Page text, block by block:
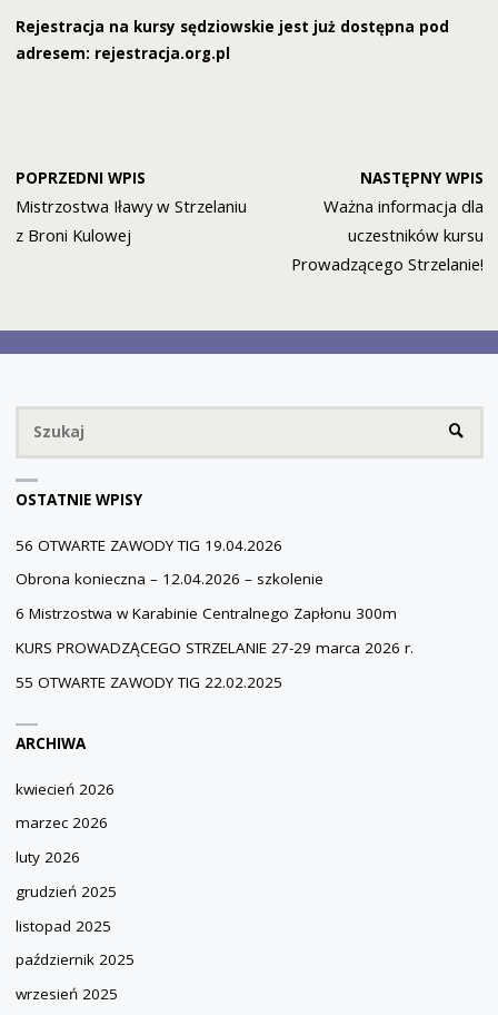
Rejestracja na kursy sędziowskie jest już dostępna pod
adresem: rejestracja.org.pl
POPRZEDNI WPIS
Mistrzostwa Iławy w Strzelaniu
z Broni Kulowej
NASTĘPNY WPIS
Ważna informacja dla
uczestników kursu
Prowadzącego Strzelanie!
OSTATNIE WPISY
56 OTWARTE ZAWODY TIG 19.04.2026
Obrona konieczna – 12.04.2026 – szkolenie
6 Mistrzostwa w Karabinie Centralnego Zapłonu 300m
KURS PROWADZĄCEGO STRZELANIE 27-29 marca 2026 r.
55 OTWARTE ZAWODY TIG 22.02.2025
ARCHIWA
kwiecień 2026
marzec 2026
luty 2026
grudzień 2025
listopad 2025
październik 2025
wrzesień 2025